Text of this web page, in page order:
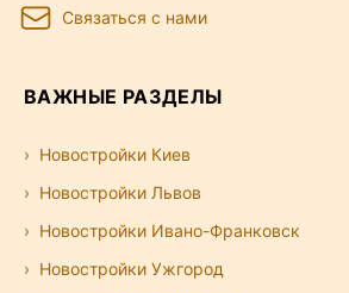
Связаться с нами
ВАЖНЫЕ РАЗДЕЛЫ
Новостройки Киев
Новостройки Львов
Новостройки Ивано-Франковск
Новостройки Ужгород